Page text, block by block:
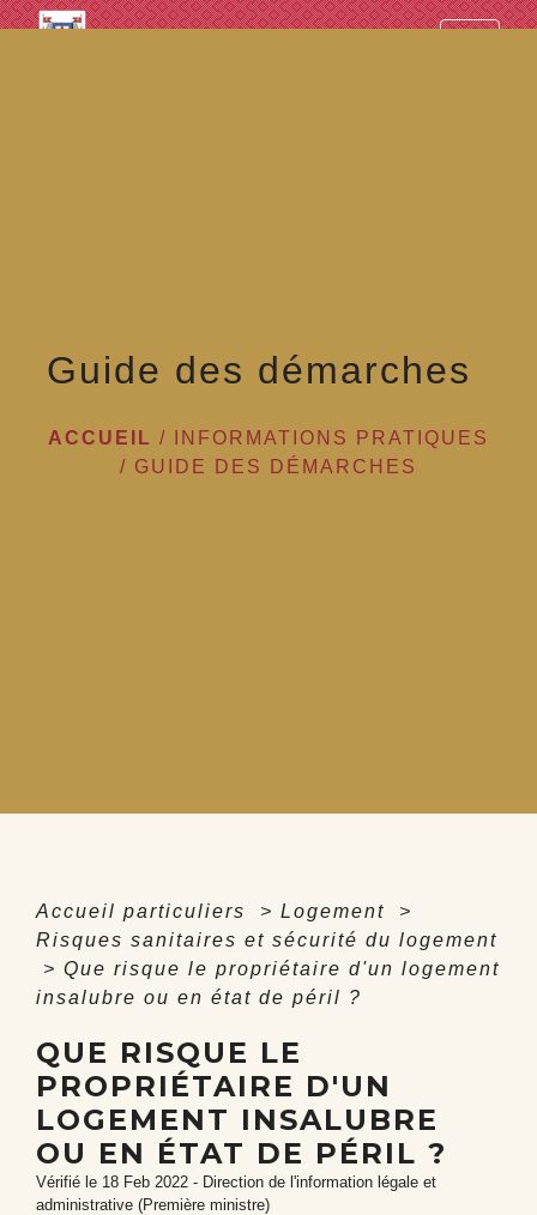
googled7e4d5fb082cc1df.html
Guide des démarches
ACCUEIL /
INFORMATIONS PRATIQUES
/ GUIDE DES DÉMARCHES
Accueil particuliers > Logement
>
Risques sanitaires et sécurité du logement
> Que risque le propriétaire d'un logement
insalubre ou en état de péril ?
QUE RISQUE LE
PROPRIÉTAIRE D'UN
LOGEMENT INSALUBRE
OU EN ÉTAT DE PÉRIL ?
Vérifié le 18 Feb 2022 - Direction de l'information légale et
administrative (Première ministre)